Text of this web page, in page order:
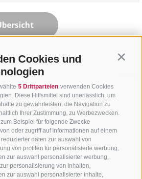
Cookies und
5 Drittparteien verwenden Cookies
Diese Hilfsmittel sind unerlässlich, um
zu gewährleisten, die Navigation zu
Ihrer Zustimmung, zu Werbezwecken.
Beispiel für folgende Zwecke
oder zugriff auf informationen auf einem
daten zur auswahl von
von profilen für personalisierte werbung,
zur auswahl personalisierter werbung,
personalisierung von inhalten,
zur auswahl personalisierter inhalte,